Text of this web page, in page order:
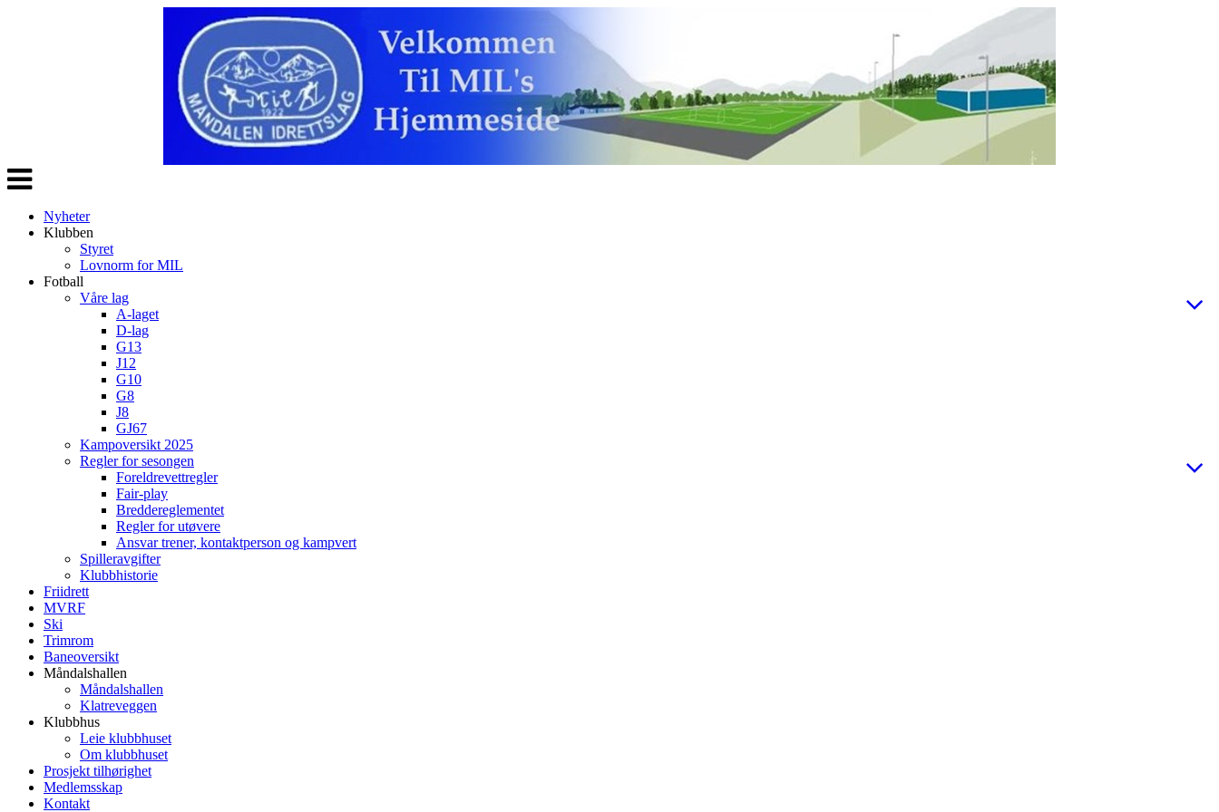
Veksle
navigasjon
Nyheter
Klubben
Styret
Lovnorm for MIL
Fotball
Våre lag
A-laget
D-lag
G13
J12
G10
G8
J8
GJ67
Kampoversikt 2025
Regler for sesongen
Foreldrevettregler
Fair-play
Breddereglementet
Regler for utøvere
Ansvar trener, kontaktperson og kampvert
Spilleravgifter
Klubbhistorie
Friidrett
MVRF
Ski
Trimrom
Baneoversikt
Måndalshallen
Måndalshallen
Klatreveggen
Klubbhus
Leie klubbhuset
Om klubbhuset
Prosjekt tilhørighet
Medlemsskap
Kontakt